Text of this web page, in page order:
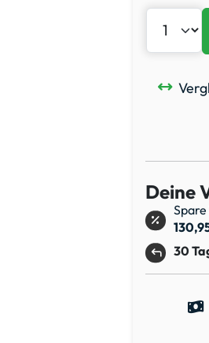
Deine
Spare
30